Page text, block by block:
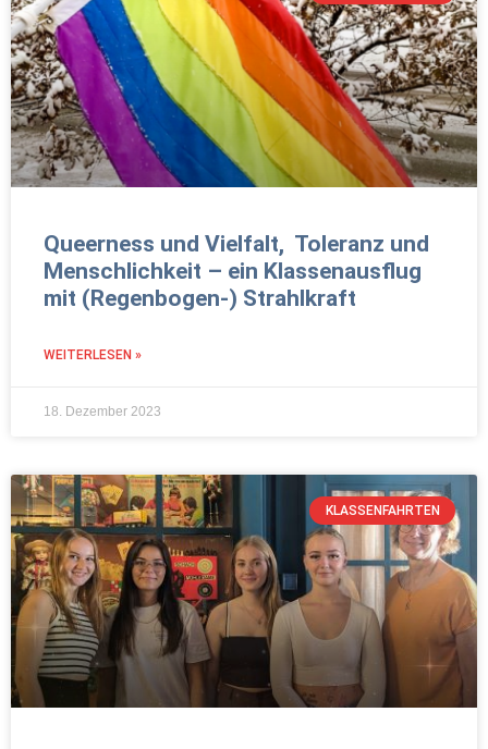
Queerness und Vielfalt, Toleranz und
Menschlichkeit – ein Klassenausflug
mit (Regenbogen-) Strahlkraft
WEITERLESEN »
18. Dezember 2023
KLASSENFAHRTEN